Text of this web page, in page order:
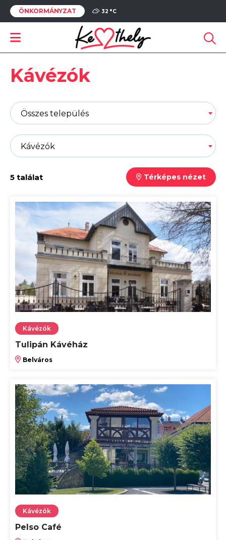
ÖNKORMÁNYZAT 32 °C
Kávézók
Összes település
Kávézók
5 találat Térképes nézet
Kávézók
Tulipán Kávéház
Belváros
Kávézók
Pelso Café